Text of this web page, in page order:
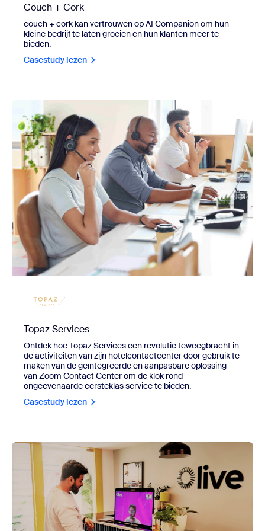
Couch + Cork
couch + cork kan vertrouwen op AI Companion om hun
kleine bedrijf te laten groeien en hun klanten meer te
bieden.
Casestudy lezen
Topaz Services
Ontdek hoe Topaz Services een revolutie teweegbracht in
de activiteiten van zijn hotelcontactcenter door gebruik te
maken van de geïntegreerde en aanpasbare oplossing
van Zoom Contact Center om de klok rond
ongeëvenaarde eersteklas service te bieden.
Casestudy lezen
view Olive Living